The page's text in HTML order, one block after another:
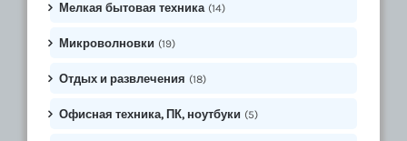
Мелкая бытовая техника (14)
Микроволновки (19)
Отдых и развлечения (18)
Офисная техника, ПК, ноутбуки (5)